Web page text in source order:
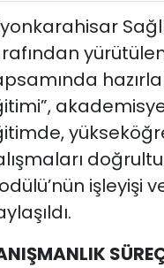
işleyişi